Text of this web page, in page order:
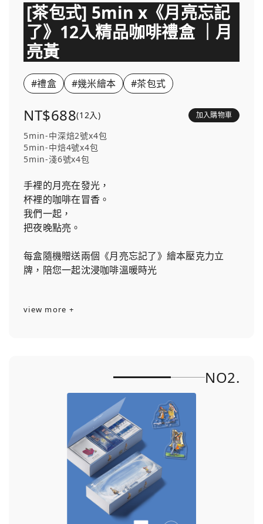
[茶包式] 5min x《月亮忘記
了》12入精品咖啡禮盒 ｜月
亮黃
#禮盒 #幾米繪本 #茶包式
NT$688(12入) 加入購物車
5min-中深焙2號x4包
5min-中焙4號x4包
5min-淺6號x4包
手裡的月亮在發光，
杯裡的咖啡在冒香。
我們一起，
把夜晚點亮。
每盒隨機贈送兩個《月亮忘記了》繪本壓克力立
牌，陪您一起沈浸咖啡溫暖時光
view more +
NO2.